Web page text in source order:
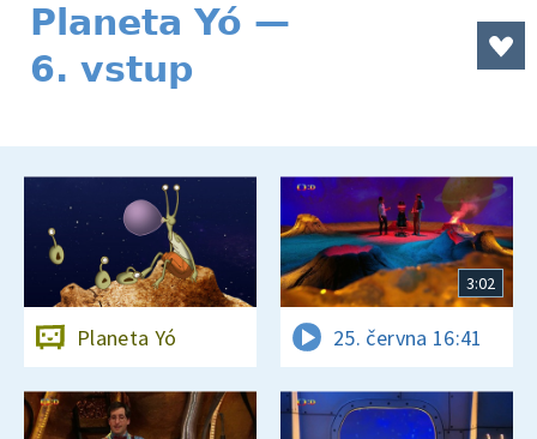
Planeta Yó —
6. vstup
Planeta Yó
3:02
25. června 16:41